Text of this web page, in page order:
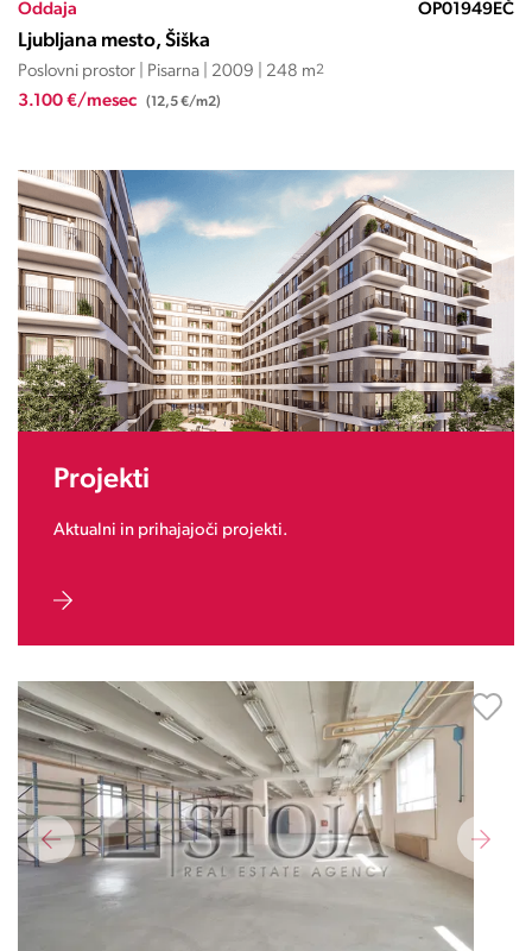
Oddaja OP01949EČ
Ljubljana mesto, Šiška
Poslovni prostor | Pisarna | 2009 | 248 m2
3.100 €/mesec (12,5 €/m2)
Projekti
Aktualni in prihajajoči projekti.